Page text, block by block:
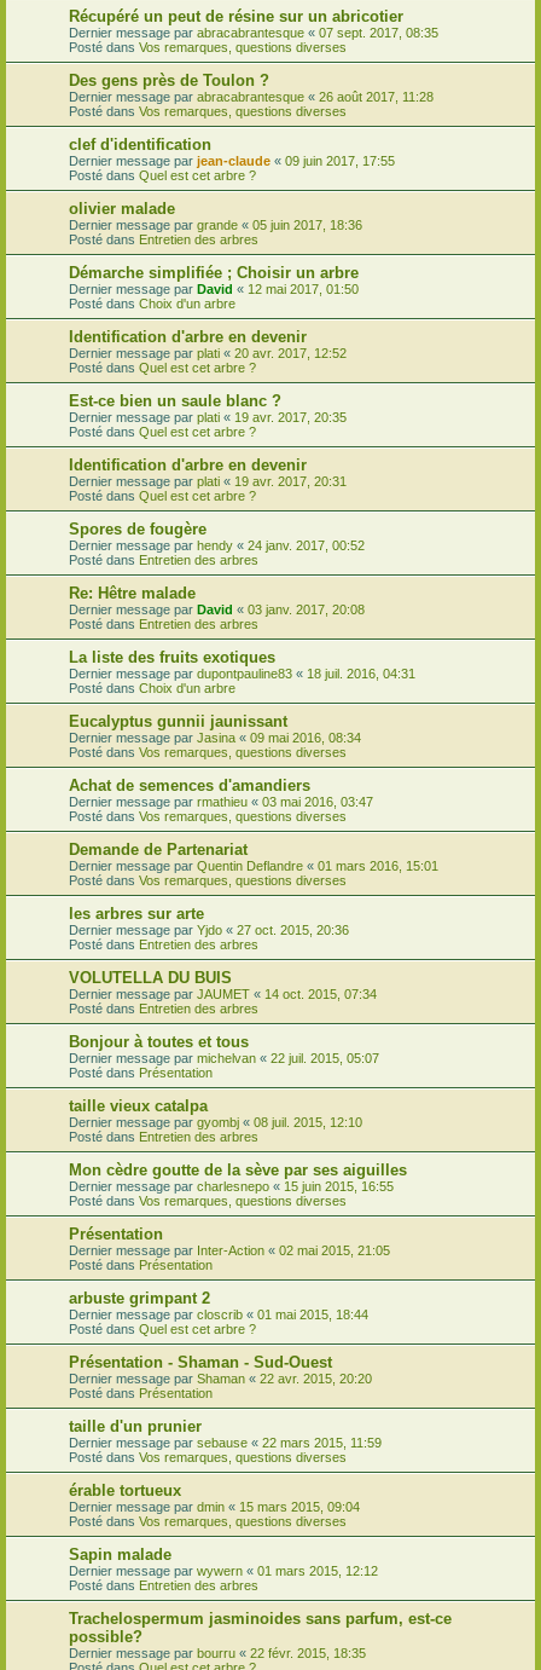
Récupéré un peut de résine sur un abricotier
Dernier message par abracabrantesque « 07 sept. 2017, 08:35
Posté dans Vos remarques, questions diverses
Des gens près de Toulon ?
Dernier message par abracabrantesque « 26 août 2017, 11:28
Posté dans Vos remarques, questions diverses
clef d'identification
Dernier message par jean-claude « 09 juin 2017, 17:55
Posté dans Quel est cet arbre ?
olivier malade
Dernier message par grande « 05 juin 2017, 18:36
Posté dans Entretien des arbres
Démarche simplifiée ; Choisir un arbre
Dernier message par David « 12 mai 2017, 01:50
Posté dans Choix d'un arbre
Identification d'arbre en devenir
Dernier message par plati « 20 avr. 2017, 12:52
Posté dans Quel est cet arbre ?
Est-ce bien un saule blanc ?
Dernier message par plati « 19 avr. 2017, 20:35
Posté dans Quel est cet arbre ?
Identification d'arbre en devenir
Dernier message par plati « 19 avr. 2017, 20:31
Posté dans Quel est cet arbre ?
Spores de fougère
Dernier message par hendy « 24 janv. 2017, 00:52
Posté dans Entretien des arbres
Re: Hêtre malade
Dernier message par David « 03 janv. 2017, 20:08
Posté dans Entretien des arbres
La liste des fruits exotiques
Dernier message par dupontpauline83 « 18 juil. 2016, 04:31
Posté dans Choix d'un arbre
Eucalyptus gunnii jaunissant
Dernier message par Jasina « 09 mai 2016, 08:34
Posté dans Vos remarques, questions diverses
Achat de semences d'amandiers
Dernier message par rmathieu « 03 mai 2016, 03:47
Posté dans Vos remarques, questions diverses
Demande de Partenariat
Dernier message par Quentin Deflandre « 01 mars 2016, 15:01
Posté dans Vos remarques, questions diverses
les arbres sur arte
Dernier message par Yjdo « 27 oct. 2015, 20:36
Posté dans Entretien des arbres
VOLUTELLA DU BUIS
Dernier message par JAUMET « 14 oct. 2015, 07:34
Posté dans Entretien des arbres
Bonjour à toutes et tous
Dernier message par michelvan « 22 juil. 2015, 05:07
Posté dans Présentation
taille vieux catalpa
Dernier message par gyombj « 08 juil. 2015, 12:10
Posté dans Entretien des arbres
Mon cèdre goutte de la sève par ses aiguilles
Dernier message par charlesnepo « 15 juin 2015, 16:55
Posté dans Vos remarques, questions diverses
Présentation
Dernier message par Inter-Action « 02 mai 2015, 21:05
Posté dans Présentation
arbuste grimpant 2
Dernier message par closcrib « 01 mai 2015, 18:44
Posté dans Quel est cet arbre ?
Présentation - Shaman - Sud-Ouest
Dernier message par Shaman « 22 avr. 2015, 20:20
Posté dans Présentation
taille d'un prunier
Dernier message par sebause « 22 mars 2015, 11:59
Posté dans Vos remarques, questions diverses
érable tortueux
Dernier message par dmin « 15 mars 2015, 09:04
Posté dans Vos remarques, questions diverses
Sapin malade
Dernier message par wywern « 01 mars 2015, 12:12
Posté dans Entretien des arbres
Trachelospermum jasminoides sans parfum, est-ce
possible?
Dernier message par bourru « 22 févr. 2015, 18:35
Posté dans Quel est cet arbre ?